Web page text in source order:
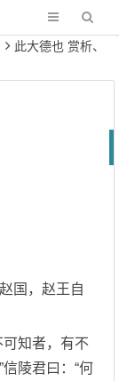
此大德也 赏析、
国，赵王自
知者，有不
陵君曰：“何